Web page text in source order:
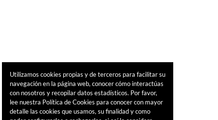
Utilizamos cookies propias y de terceros para facilitar su
navegación en la página web, conocer cómo interactúas
con nosotros y recopilar datos estadísticos. Por favor,
lee nuestra Política de Cookies para conocer con mayor
detalle las cookies que usamos, su finalidad y como